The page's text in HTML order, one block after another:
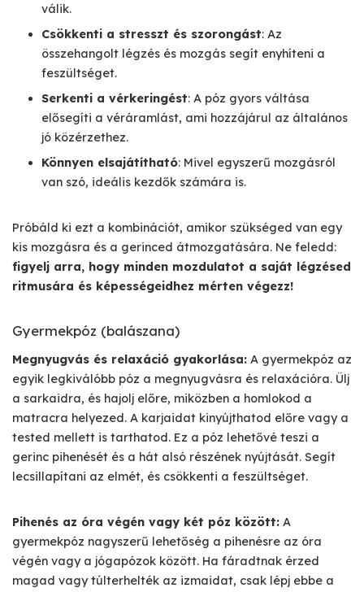
válik.
Csökkenti a stresszt és szorongást: Az
összehangolt légzés és mozgás segít enyhíteni a
feszültséget.
Serkenti a vérkeringést: A póz gyors váltása
elősegíti a véráramlást, ami hozzájárul az általános
jó közérzethez.
Könnyen elsajátítható: Mivel egyszerű mozgásról
van szó, ideális kezdők számára is.
Próbáld ki ezt a kombinációt, amikor szükséged van egy
kis mozgásra és a gerinced átmozgatására. Ne feledd:
figyelj arra, hogy minden mozdulatot a saját légzésed
ritmusára és képességeidhez mérten végezz!
Gyermekpóz (balászana)
Megnyugvás és relaxáció gyakorlása: A gyermekpóz az
egyik legkiválóbb póz a megnyugvásra és relaxációra. Ülj
a sarkaidra, és hajolj előre, miközben a homlokod a
matracra helyezed. A karjaidat kinyújthatod előre vagy a
tested mellett is tarthatod. Ez a póz lehetővé teszi a
gerinc pihenését és a hát alsó részének nyújtását. Segít
lecsillapítani az elmét, és csökkenti a feszültséget.
Pihenés az óra végén vagy két póz között: A
gyermekpóz nagyszerű lehetőség a pihenésre az óra
végén vagy a jógapózok között. Ha fáradtnak érzed
magad vagy túlterhelték az izmaidat, csak lépj ebbe a